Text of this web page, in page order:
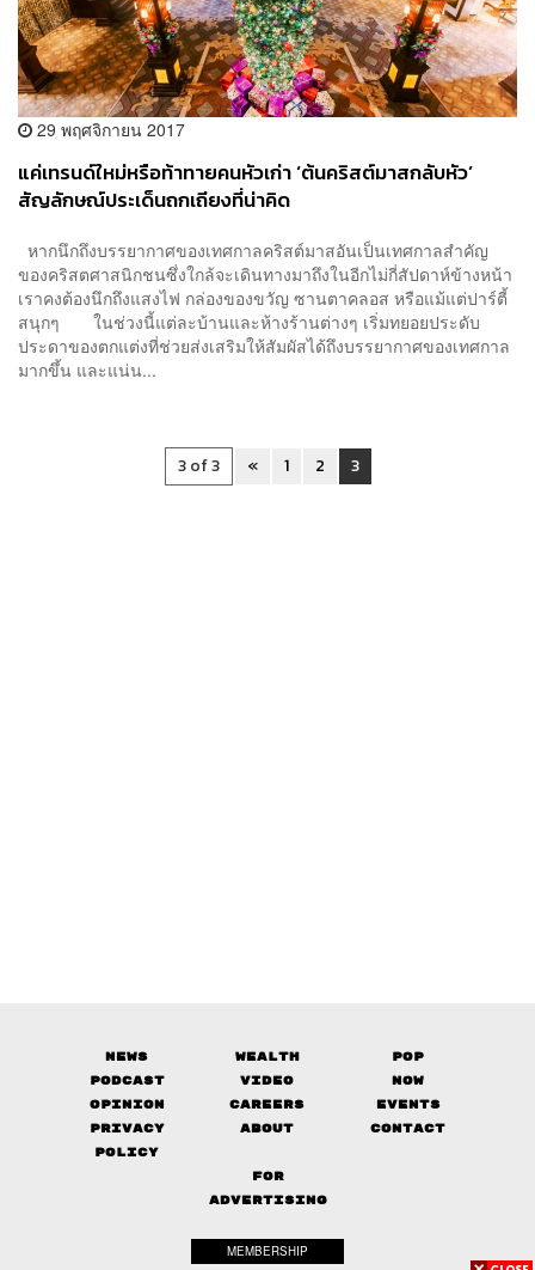
29 พฤศจิกายน 2017
แค่เทรนด์ใหม่หรือท้าทายคนหัวเก่า ‘ต้นคริสต์มาสกลับหัว’
สัญลักษณ์ประเด็นถกเถียงที่น่าคิด
หากนึกถึงบรรยากาศของเทศกาลคริสต์มาสอันเป็นเทศกาลสำคัญ
ของคริสตศาสนิกชนซึ่งใกล้จะเดินทางมาถึงในอีกไม่กี่สัปดาห์ข้างหน้า
เราคงต้องนึกถึงแสงไฟ กล่องของขวัญ ซานตาคลอส หรือแม้แต่ปาร์ตี้
สนุกๆ ในช่วงนี้แต่ละบ้านและห้างร้านต่างๆ เริ่มทยอยประดับ
ประดาของตกแต่งที่ช่วยส่งเสริมให้สัมผัสได้ถึงบรรยากาศของเทศกาล
มากขึ้น และแน่น...
3 of 3 « 1 2 3
News Wealth
Pop
Podcast
Video
Now
Opinion
Careers
Events
Privacy
Policy
About Contact
FOR
ADVERTISING
MEMBERSHIP